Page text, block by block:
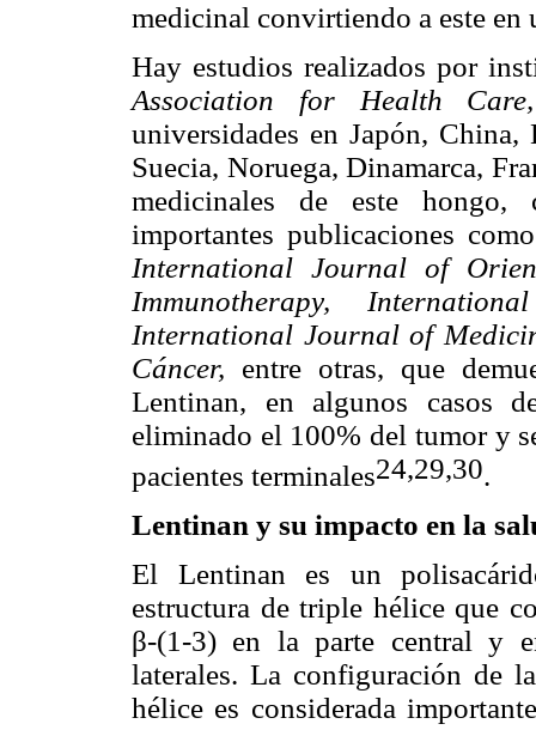
medicinal convirtiendo a este
Hay estudios realizados por
Association for Health
universidades en Japón,
Suecia, Noruega, Dinamarca,
medicinales de este hongo,
importantes publicaciones
International Journal of
Immunotherapy,
International Journal of
Cáncer, entre otras, que
Lentinan, en algunos casos
eliminado el 100% del tumor y
pacientes terminales24,29,30.
Lentinan y su impacto en la
El Lentinan es un
estructura de triple hélice que
β-(1-3) en la parte central y
laterales. La configuración de
hélice es considerada